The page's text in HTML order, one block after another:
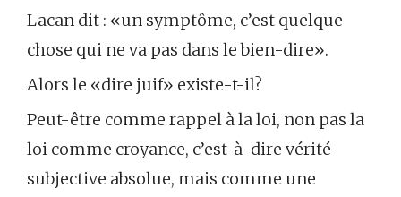
Lacan dit : «un symptôme, c’est quelque
chose qui ne va pas dans le bien-dire».
Alors le «dire juif» existe-t-il?
Peut-être comme rappel à la loi, non pas la
loi comme croyance, c’est-à-dire vérité
subjective absolue, mais comme une